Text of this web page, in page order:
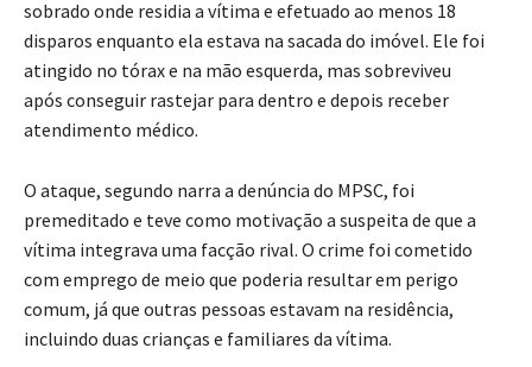
sobrado onde residia a vítima e efetuado ao menos 18
disparos enquanto ela estava na sacada do imóvel. Ele foi
atingido no tórax e na mão esquerda, mas sobreviveu
após conseguir rastejar para dentro e depois receber
atendimento médico.
O ataque, segundo narra a denúncia do MPSC, foi
premeditado e teve como motivação a suspeita de que a
vítima integrava uma facção rival. O crime foi cometido
com emprego de meio que poderia resultar em perigo
comum, já que outras pessoas estavam na residência,
incluindo duas crianças e familiares da vítima.